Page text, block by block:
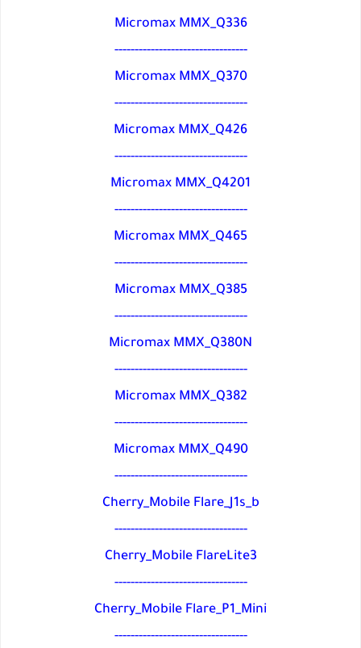
Micromax MMX_Q336
---------------------------------
Micromax MMX_Q370
---------------------------------
Micromax MMX_Q426
---------------------------------
Micromax MMX_Q4201
---------------------------------
Micromax MMX_Q465
---------------------------------
Micromax MMX_Q385
---------------------------------
Micromax MMX_Q380N
---------------------------------
Micromax MMX_Q382
---------------------------------
Micromax MMX_Q490
---------------------------------
Cherry_Mobile Flare_J1s_b
---------------------------------
Cherry_Mobile FlareLite3
---------------------------------
Cherry_Mobile Flare_P1_Mini
---------------------------------